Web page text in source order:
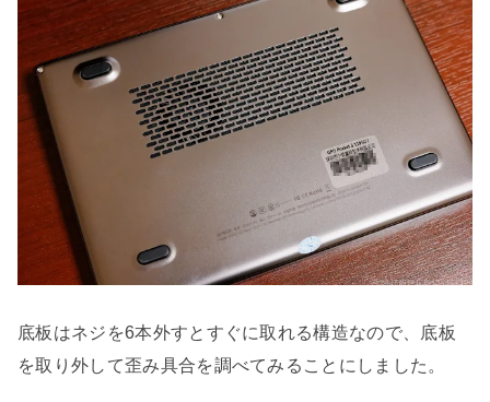
底板はネジを6本外すとすぐに取れる構造なので、底板
を取り外して歪み具合を調べてみることにしました。